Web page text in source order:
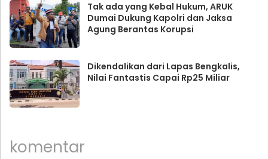
Tak ada yang Kebal Hukum, ARUK
Dumai Dukung Kapolri dan Jaksa
Agung Berantas Korupsi
Dikendalikan dari Lapas Bengkalis,
Nilai Fantastis Capai Rp25 Miliar
komentar